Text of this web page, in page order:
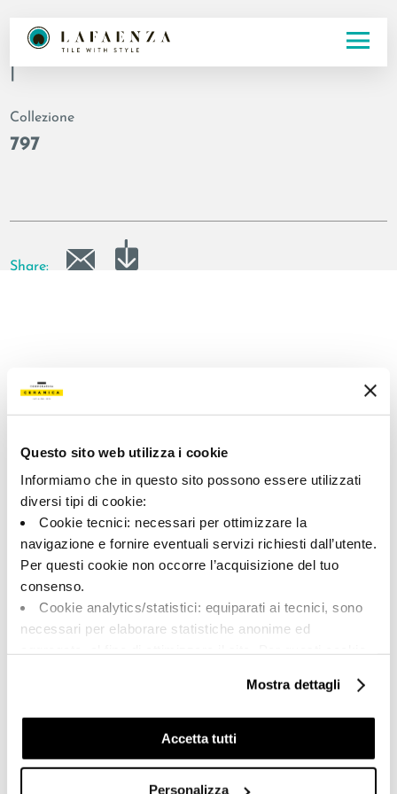
Questo sito web utilizza i cookie
Informiamo che in questo sito possono essere utilizzati
diversi tipi di cookie:
Cookie tecnici: necessari per ottimizzare la
navigazione e fornire eventuali servizi richiesti dall’utente.
Per questi cookie non occorre l’acquisizione del tuo
consenso.
Cookie analytics/statistici: equiparati ai tecnici, sono
necessari per elaborare statistiche anonime ed
Cookie di profilazione/marketing: sono utilizzati, solo
previo tuo consenso, per esaminare le tue abitudini di
navigazione e mostrarti quindi avvisi pubblicitari mirati, in
linea con le tue preferenze.
Mostra dettagli
Accetta tutti
Personalizza
Codice
|
Collezione
797
Share:
A brand of Cooperativa Ceramica d’Imola
Tel: +39 0542 601601
COLLEZIONI
CERTIFICAZIONI